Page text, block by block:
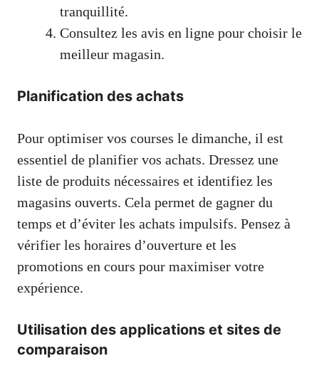
tranquillité.
Consultez les avis en ligne pour choisir le
meilleur magasin.
Planification des achats
Pour optimiser vos courses le dimanche, il est
essentiel de planifier vos achats. Dressez une
liste de produits nécessaires et identifiez les
magasins ouverts. Cela permet de gagner du
temps et d’éviter les achats impulsifs. Pensez à
vérifier les horaires d’ouverture et les
promotions en cours pour maximiser votre
expérience.
Utilisation des applications et sites de
comparaison